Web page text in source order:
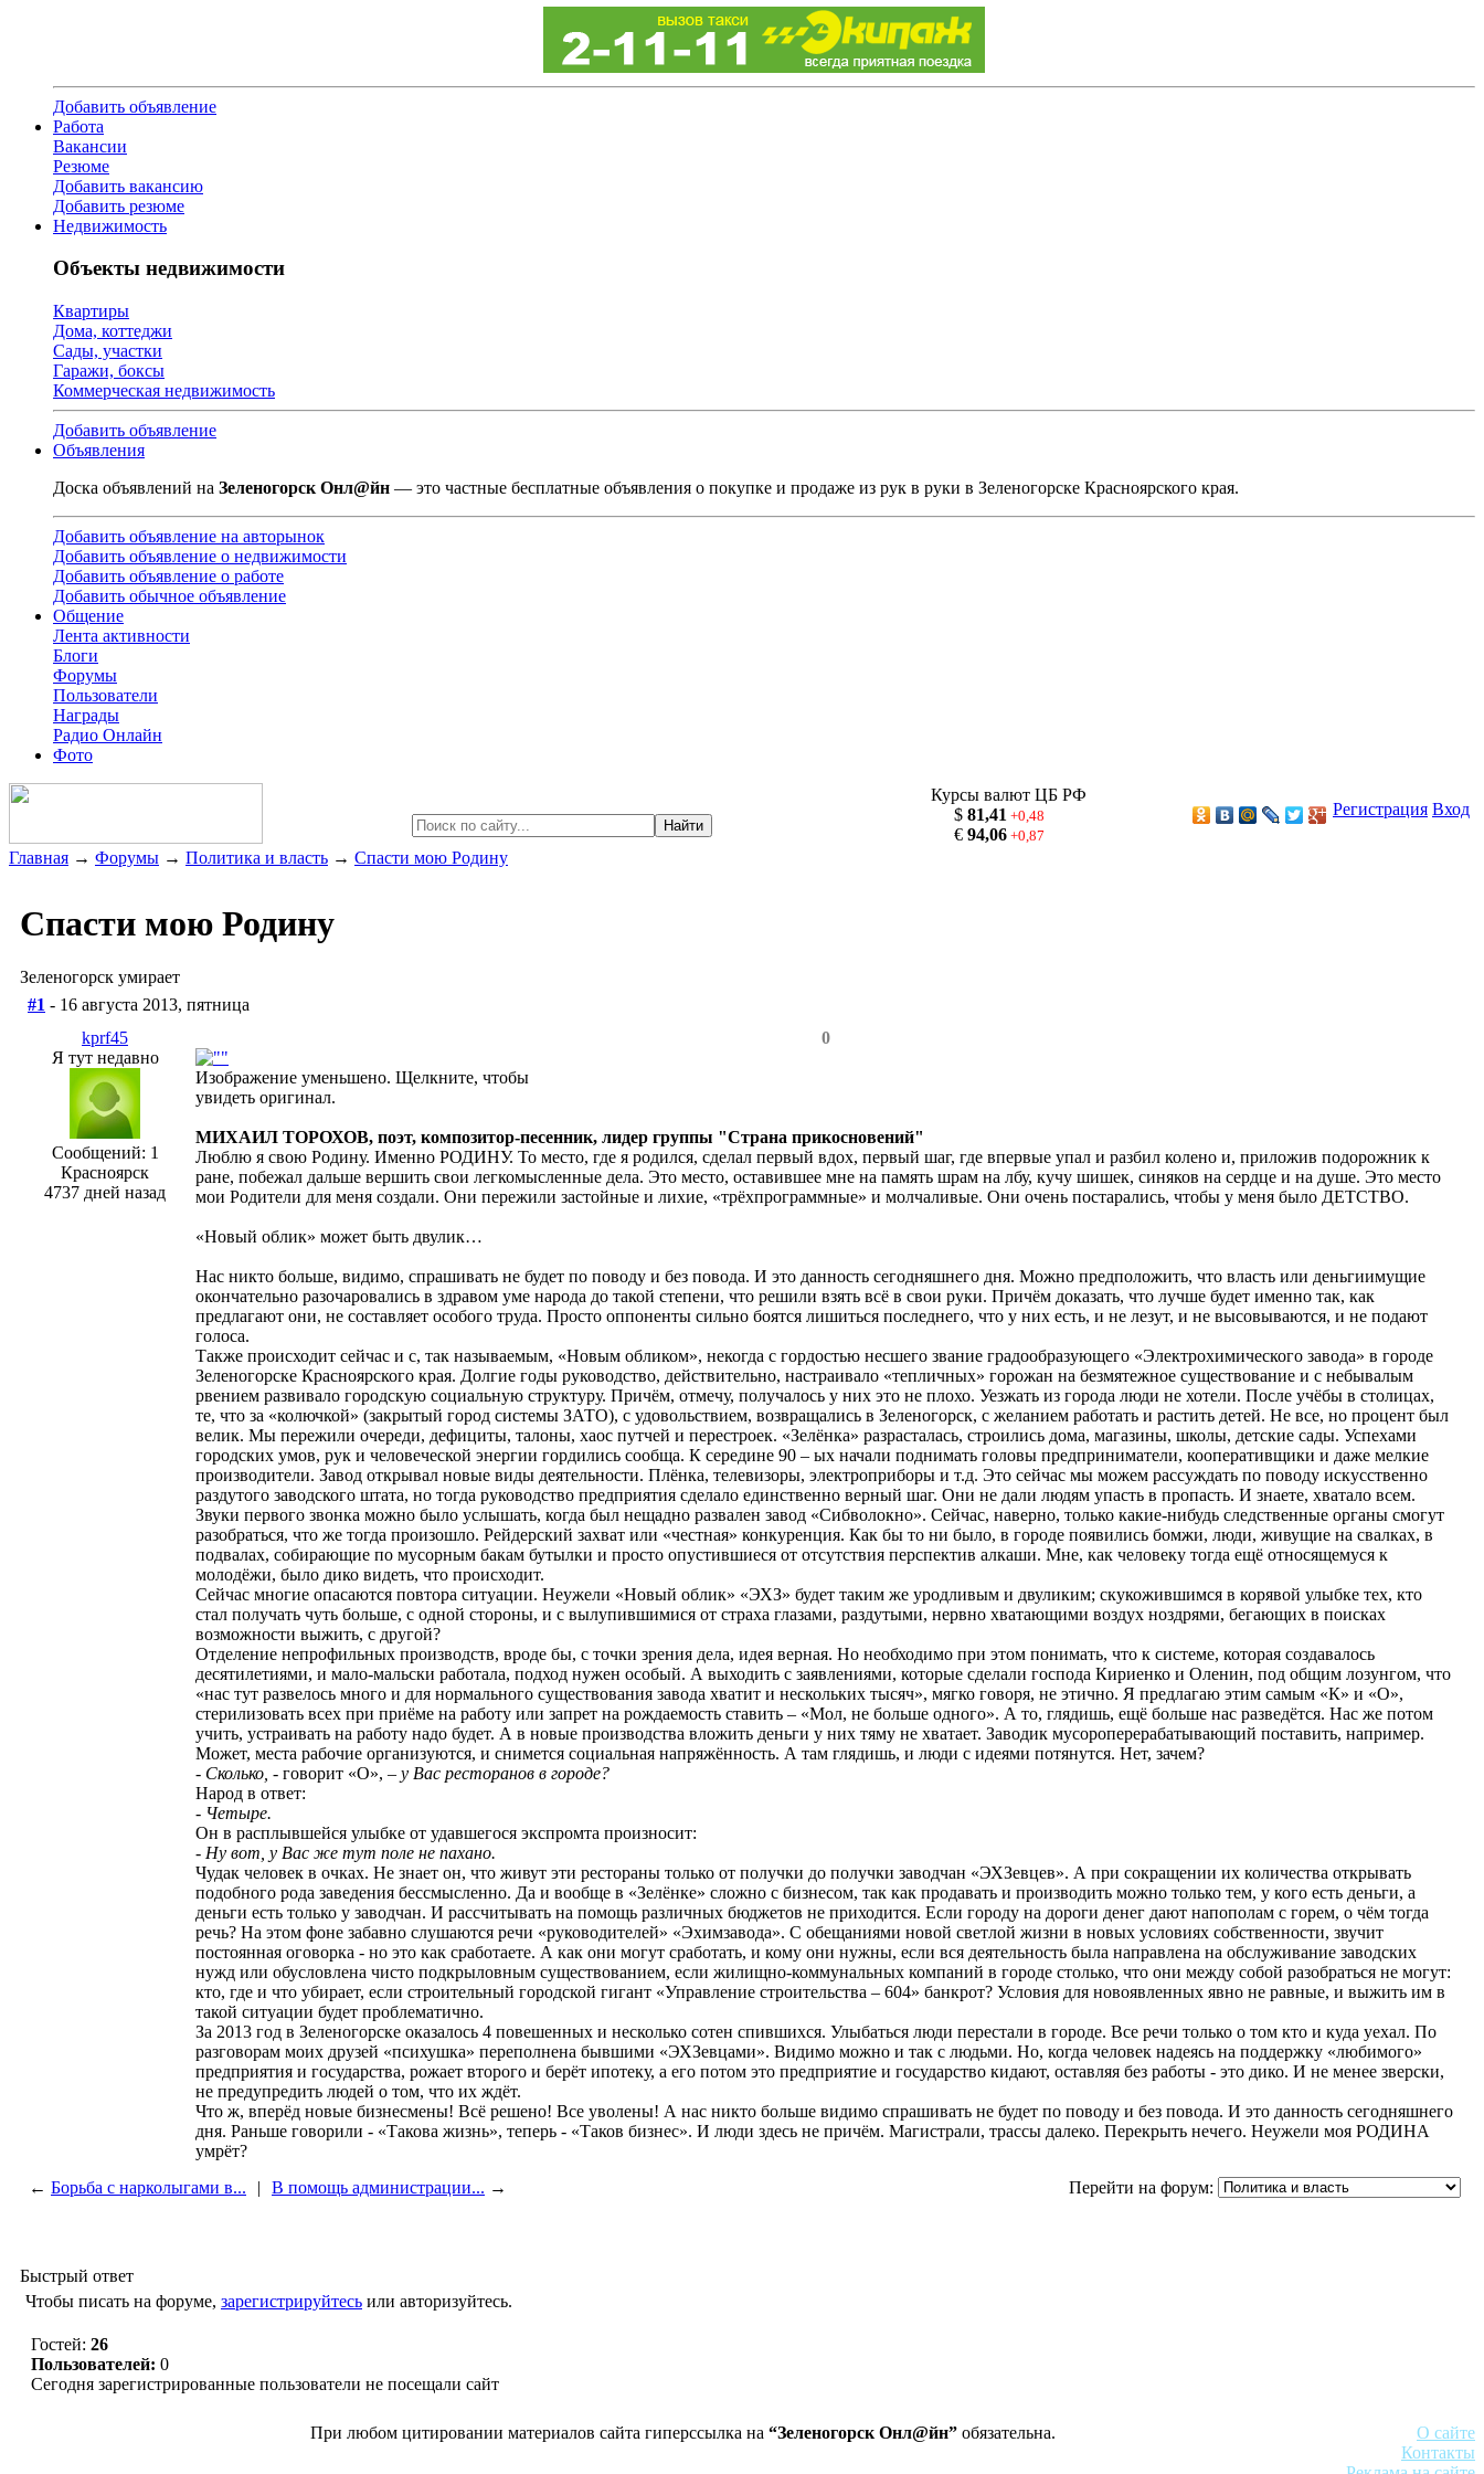
Добавить объявление
Работа
Вакансии
Резюме
Добавить вакансию
Добавить резюме
Недвижимость
Объекты недвижимости
Квартиры
Дома, коттеджи
Сады, участки
Гаражи, боксы
Коммерческая недвижимость
Добавить объявление
Объявления
Доска объявлений на Зеленогорск Онл@йн — это частные бесплатные объявления о покупке и продаже из рук в руки в Зеленогорске Красноярского края.
Добавить объявление на авторынок
Добавить объявление о недвижимости
Добавить объявление о работе
Добавить обычное объявление
Общение
Лента активности
Блоги
Форумы
Пользователи
Награды
Радио Онлайн
Фото
Найти
Курсы валют ЦБ РФ
$ 81,41+0,48
€ 94,06+0,87
Регистрация Вход
Главная → Форумы → Политика и власть → Спасти мою Родину
Спасти мою Родину
Зеленогорск умирает
#1 - 16 августа 2013, пятница
kprf45
Я тут недавно
Сообщений: 1
Красноярск
4737 дней назад
0
Изображение уменьшено. Щелкните, чтобы
увидеть оригинал.
МИХАИЛ ТОРОХОВ, поэт, композитор-песенник, лидер группы "Страна прикосновений"
Люблю я свою Родину. Именно РОДИНУ. То место, где я родился, сделал первый вдох, первый шаг, где впервые упал и разбил колено и, приложив подорожник к
ране, побежал дальше вершить свои легкомысленные дела. Это место, оставившее мне на память шрам на лбу, кучу шишек, синяков на сердце и на душе. Это место
мои Родители для меня создали. Они пережили застойные и лихие, «трёхпрограммные» и молчаливые. Они очень постарались, чтобы у меня было ДЕТСТВО.
«Новый облик» может быть двулик…
Нас никто больше, видимо, спрашивать не будет по поводу и без повода. И это данность сегодняшнего дня. Можно предположить, что власть или деньгиимущие
окончательно разочаровались в здравом уме народа до такой степени, что решили взять всё в свои руки. Причём доказать, что лучше будет именно так, как
предлагают они, не составляет особого труда. Просто оппоненты сильно боятся лишиться последнего, что у них есть, и не лезут, и не высовываются, и не подают
голоса.
Также происходит сейчас и с, так называемым, «Новым обликом», некогда с гордостью несшего звание градообразующего «Электрохимического завода» в городе
Зеленогорске Красноярского края. Долгие годы руководство, действительно, настраивало «тепличных» горожан на безмятежное существование и с небывалым
рвением развивало городскую социальную структуру. Причём, отмечу, получалось у них это не плохо. Уезжать из города люди не хотели. После учёбы в столицах,
те, что за «колючкой» (закрытый город системы ЗАТО), с удовольствием, возвращались в Зеленогорск, с желанием работать и растить детей. Не все, но процент был
велик. Мы пережили очереди, дефициты, талоны, хаос путчей и перестроек. «Зелёнка» разрасталась, строились дома, магазины, школы, детские сады. Успехами
городских умов, рук и человеческой энергии гордились сообща. К середине 90 – ых начали поднимать головы предприниматели, кооперативщики и даже мелкие
производители. Завод открывал новые виды деятельности. Плёнка, телевизоры, электроприборы и т.д. Это сейчас мы можем рассуждать по поводу искусственно
раздутого заводского штата, но тогда руководство предприятия сделало единственно верный шаг. Они не дали людям упасть в пропасть. И знаете, хватало всем.
Звуки первого звонка можно было услышать, когда был нещадно развален завод «Сибволокно». Сейчас, наверно, только какие-нибудь следственные органы смогут
разобраться, что же тогда произошло. Рейдерский захват или «честная» конкуренция. Как бы то ни было, в городе появились бомжи, люди, живущие на свалках, в
подвалах, собирающие по мусорным бакам бутылки и просто опустившиеся от отсутствия перспектив алкаши. Мне, как человеку тогда ещё относящемуся к
молодёжи, было дико видеть, что происходит.
Сейчас многие опасаются повтора ситуации. Неужели «Новый облик» «ЭХЗ» будет таким же уродливым и двуликим; скукожившимся в корявой улыбке тех, кто
стал получать чуть больше, с одной стороны, и с вылупившимися от страха глазами, раздутыми, нервно хватающими воздух ноздрями, бегающих в поисках
возможности выжить, с другой?
Отделение непрофильных производств, вроде бы, с точки зрения дела, идея верная. Но необходимо при этом понимать, что к системе, которая создавалось
десятилетиями, и мало-мальски работала, подход нужен особый. А выходить с заявлениями, которые сделали господа Кириенко и Оленин, под общим лозунгом, что
«нас тут развелось много и для нормального существования завода хватит и нескольких тысяч», мягко говоря, не этично. Я предлагаю этим самым «К» и «О»,
стерилизовать всех при приёме на работу или запрет на рождаемость ставить – «Мол, не больше одного». А то, глядишь, ещё больше нас разведётся. Нас же потом
учить, устраивать на работу надо будет. А в новые производства вложить деньги у них тяму не хватает. Заводик мусороперерабатывающий поставить, например.
Может, места рабочие организуются, и снимется социальная напряжённость. А там глядишь, и люди с идеями потянутся. Нет, зачем?
- Сколько, - говорит «О», – у Вас ресторанов в городе?
Народ в ответ:
- Четыре.
Он в расплывшейся улыбке от удавшегося экспромта произносит:
- Ну вот, у Вас же тут поле не пахано.
Чудак человек в очках. Не знает он, что живут эти рестораны только от получки до получки заводчан «ЭХЗевцев». А при сокращении их количества открывать
подобного рода заведения бессмысленно. Да и вообще в «Зелёнке» сложно с бизнесом, так как продавать и производить можно только тем, у кого есть деньги, а
деньги есть только у заводчан. И рассчитывать на помощь различных бюджетов не приходится. Если городу на дороги денег дают напополам с горем, о чём тогда
речь? На этом фоне забавно слушаются речи «руководителей» «Эхимзавода». С обещаниями новой светлой жизни в новых условиях собственности, звучит
постоянная оговорка - но это как сработаете. А как они могут сработать, и кому они нужны, если вся деятельность была направлена на обслуживание заводских
нужд или обусловлена чисто подкрыловным существованием, если жилищно-коммунальных компаний в городе столько, что они между собой разобраться не могут:
кто, где и что убирает, если строительный городской гигант «Управление строительства – 604» банкрот? Условия для новоявленных явно не равные, и выжить им в
такой ситуации будет проблематично.
За 2013 год в Зеленогорске оказалось 4 повешенных и несколько сотен спившихся. Улыбаться люди перестали в городе. Все речи только о том кто и куда уехал. По
разговорам моих друзей «психушка» переполнена бывшими «ЭХЗевцами». Видимо можно и так с людьми. Но, когда человек надеясь на поддержку «любимого»
предприятия и государства, рожает второго и берёт ипотеку, а его потом это предприятие и государство кидают, оставляя без работы - это дико. И не менее зверски,
не предупредить людей о том, что их ждёт.
Что ж, вперёд новые бизнесмены! Всё решено! Все уволены! А нас никто больше видимо спрашивать не будет по поводу и без повода. И это данность сегодняшнего
дня. Раньше говорили - «Такова жизнь», теперь - «Таков бизнес». И люди здесь не причём. Магистрали, трассы далеко. Перекрыть нечего. Неужели моя РОДИНА
умрёт?
← Борьба с нарколыгами в... | В помощь администрации... → Перейти на форум:
Быстрый ответ
Чтобы писать на форуме, зарегистрируйтесь или авторизуйтесь.
Гостей: 26
Пользователей: 0
Сегодня зарегистрированные пользователи не посещали сайт
При любом цитировании материалов сайта гиперссылка на “Зеленогорск Онл@йн” обязательна.
О сайте
Контакты